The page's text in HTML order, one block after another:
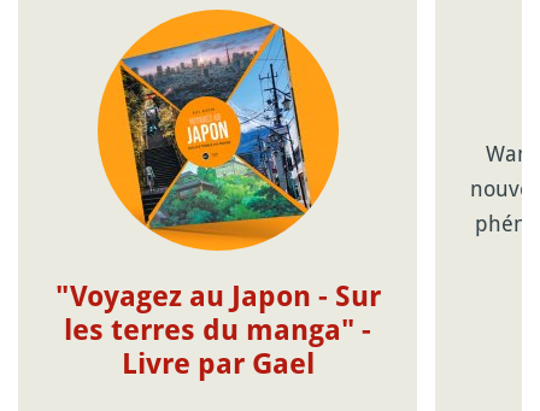
"Voyagez au Japon - Sur
les terres du manga" -
Livre par Gael